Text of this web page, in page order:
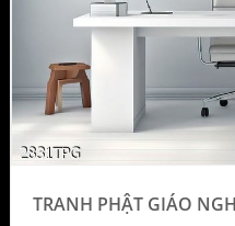
TRANH PHẬT GIÁO